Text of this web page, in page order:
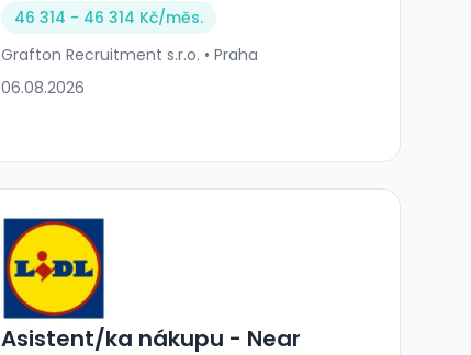
46 314 - 46 314 Kč/měs.
Grafton Recruitment s.r.o. • Praha
06.08.2026
Asistent/ka nákupu - Near